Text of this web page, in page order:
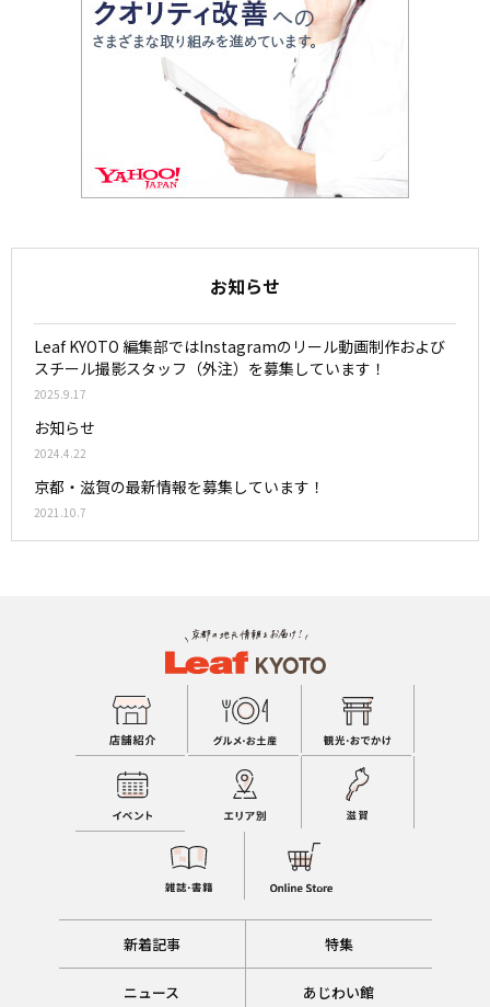
お知らせ
Leaf KYOTO 編集部ではInstagramのリール動画制作および
スチール撮影スタッフ（外注）を募集しています！
2025.9.17
お知らせ
2024.4.22
京都・滋賀の最新情報を募集しています！
2021.10.7
新着記事 特集
ニュース あじわい館